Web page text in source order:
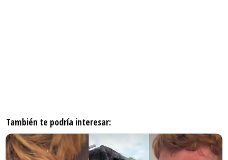
También te podría interesar: